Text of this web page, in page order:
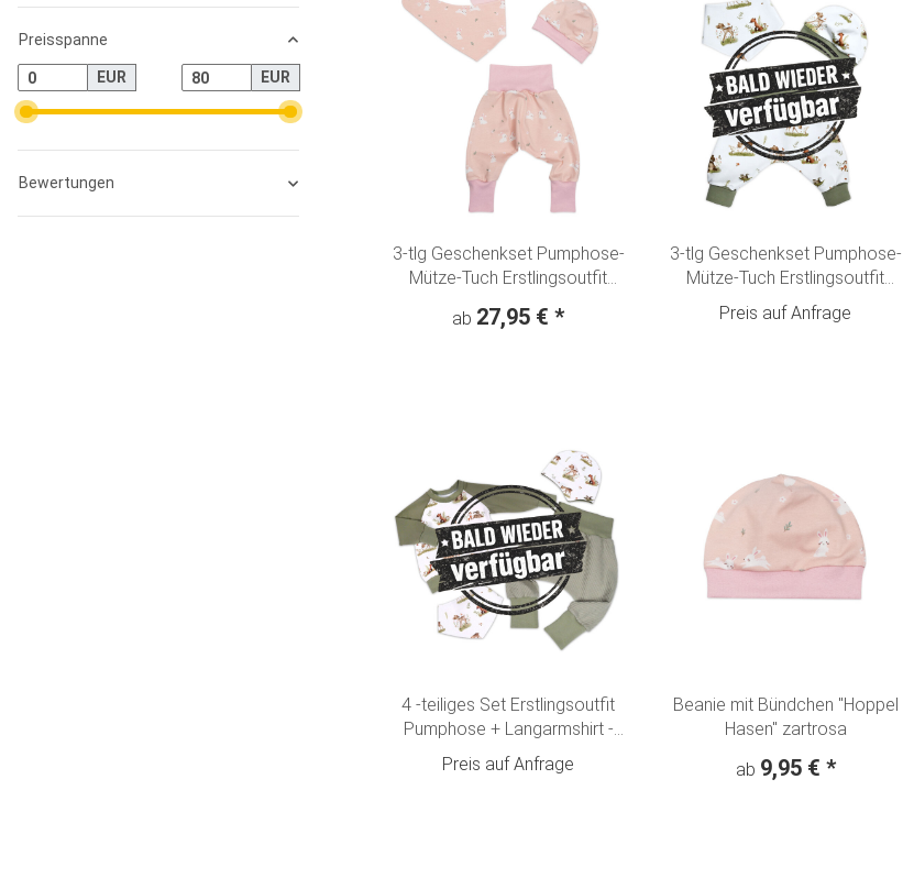
3-tlg Geschenkset Pumphose-
Mütze-Tuch Erstlingsoutfit
ab 27,95 € *
3-tlg Geschenkset Pumphose-
Mütze-Tuch Erstlingsoutfit
"Waldtiere" Fuchs, Hase,
Rehkitz & Bär creme-olivgrün
Preis auf Anfrage
4 -teiliges Set Erstlingsoutfit
Pumphose + Langarmshirt -
Beanie + Halstuch "Kleine
Waldtiere" creme-olivgrün
Preis auf Anfrage
Beanie mit Bündchen "Hoppel
Hasen" zartrosa
ab 9,95 € *
Preisspanne
EUR EUR
Bewertungen